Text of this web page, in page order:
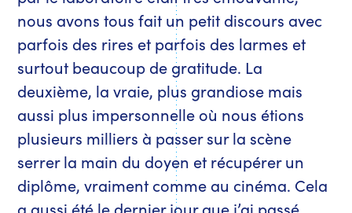
nous avons tous fait un petit discours avec
parfois des rires et parfois des larmes et
surtout beaucoup de gratitude. La
deuxième, la vraie, plus grandiose mais
aussi plus impersonnelle où nous étions
plusieurs milliers à passer sur la scène
serrer la main du doyen et récupérer un
diplôme, vraiment comme au cinéma. Cela
a aussi été le dernier jour que j’ai passé